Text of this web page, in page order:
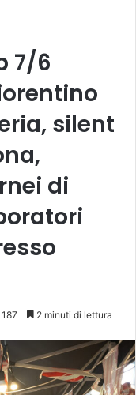
7/6
silent
di
187 2 minuti di lettura